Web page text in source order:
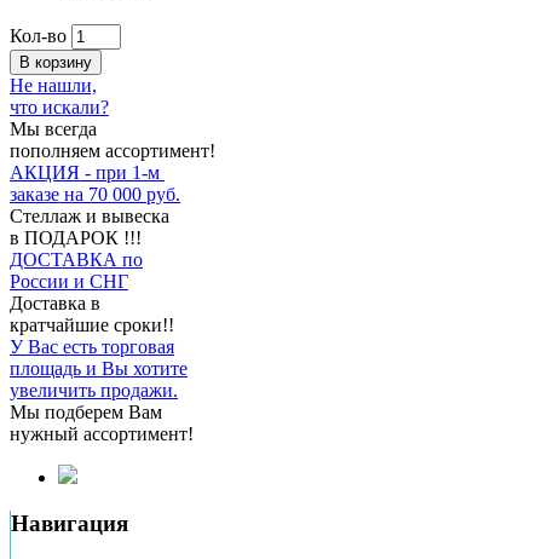
Кол-во
В корзину
Не нашли,
что искали?
Мы всегда
пополняем ассортимент!
АКЦИЯ - при 1-м
заказе на 70 000 руб.
Стеллаж и вывеска
в ПОДАРОК !!!
ДОСТАВКА по
России и СНГ
Доставка в
кратчайшие сроки!!
У Вас есть торговая
площадь и Вы хотите
увеличить продажи.
Мы подберем Вам
нужный ассортимент!
Навигация